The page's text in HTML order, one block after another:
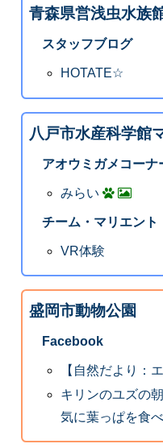
青森県営浅虫水族
スタッフブログ
HOTATE☆
八戸市水産科学館
アオウミガメコーナ
みらい
チーム・マリエント
VR体験
盛岡市動物公園
Facebook
【自然だより：
キリンのユズの
気に葉っぱを食